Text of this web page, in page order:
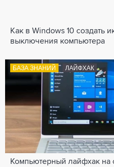
Как в Windows 10 создать
выключения компьютера
БАЗА ЗНАНИЙ ЛАЙФХАК
Компьютерный лайфхак на